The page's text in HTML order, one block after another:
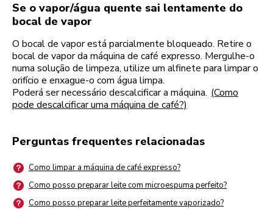
Se o vapor/água quente sai lentamente do
bocal de vapor
O bocal de vapor está parcialmente bloqueado. Retire o
bocal de vapor da máquina de café expresso. Mergulhe-o
numa solução de limpeza, utilize um alfinete para limpar o
orifício e enxague-o com água limpa.
Poderá ser necessário descalcificar a máquina. (Como
pode descalcificar uma máquina de café?)
Perguntas frequentes relacionadas
Como limpar a máquina de café expresso?
Como posso preparar leite com microespuma perfeito?
Como posso preparar leite perfeitamente vaporizado?